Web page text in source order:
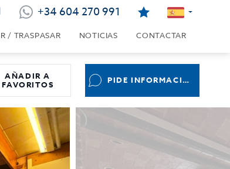
+34 604 270 991
/ TRASPASAR NOTICIAS CONTACTAR
AÑADIR A
FAVORITOS
PIDE INFORMACIÓN